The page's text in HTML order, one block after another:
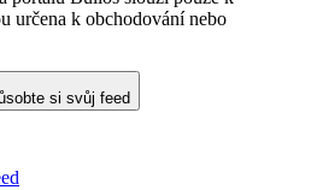
určena k obchodování nebo
si svůj feed